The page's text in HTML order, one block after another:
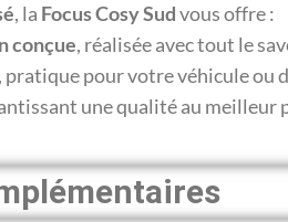
, la Focus Cosy Sudvous offre :
conçue, réalisée avec tout le
pratique pour votre véhicule ou
une qualité au meilleur